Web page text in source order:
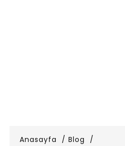
Anasayfa
Blog